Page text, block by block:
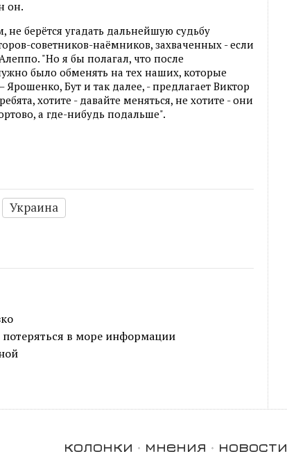
он.
не берётся угадать дальнейшую судьбу
советников-наёмников, захваченных - если
"Но я бы полагал, что после
было обменять на тех наших, которые
Бут и так далее, - предлагает Виктор
хотите - давайте меняться, не хотите - они
а где-нибудь подальше".
Украина
потеряться в море информации
колонки мнения новости